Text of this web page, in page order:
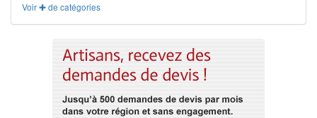
Voir ✚ de catégories